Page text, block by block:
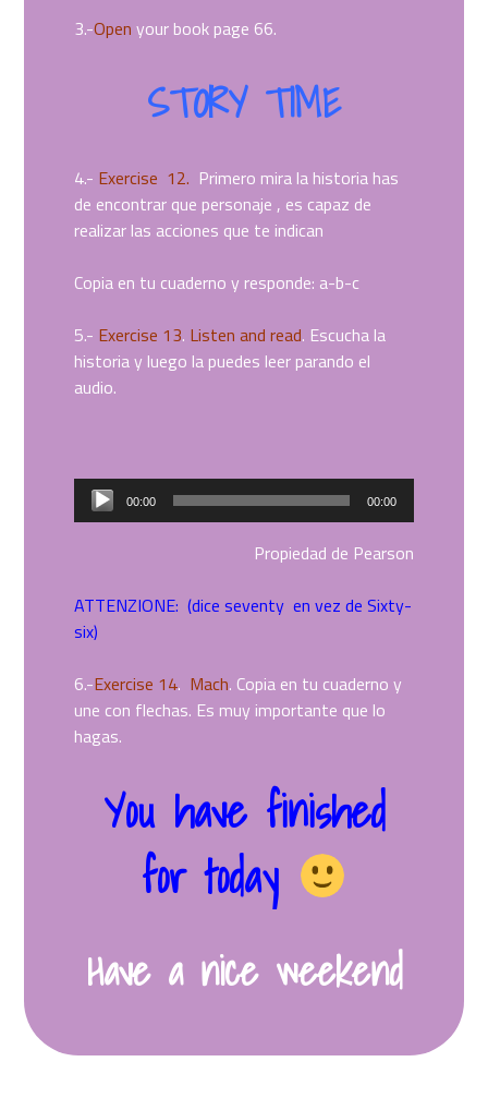
3.-Open your book page 66.
STORY TIME
4.- Exercise 12. Primero mira la historia has
de encontrar que personaje , es capaz de
realizar las acciones que te indican
Copia en tu cuaderno y responde: a-b-c
5.- Exercise 13. Listen and read. Escucha la
historia y luego la puedes leer parando el
audio.
Reproductor
de
00:00 00:00
Propiedad de Pearson
ATTENZIONE: (dice seventy en vez de Sixty-
six)
6.-Exercise 14. Mach. Copia en tu cuaderno y
une con flechas. Es muy importante que lo
hagas.
You have finished
for today
Have a nice weekend